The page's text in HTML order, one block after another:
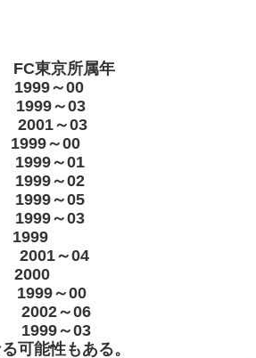
所属年
～00
～03
～03
～00
～01
～02
～05
～03
～04
～00
～06
～03
可能性もある。